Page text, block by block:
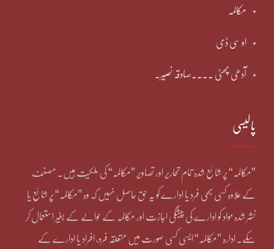
مکالمہ
او سی ڈی
آدھی چھٹی ۔۔۔۔صادقہ نصیر۔
پالیسی
”مکالمہ“ پر شائع شدہ تمام تحاریر اور تصاویر ”مکالمہ“ کی ملکیت ہیں۔ مصنف
کے علاوہ کسی بھی فرد یا ادارے کو یہ حق حاصل نہیں کہ وہ ”مکالمہ“ پر شائع یا
نشر شدہ مواد کو ادارے کی پیشگی اجازت اور مکالمہ کے حوالے کے بغیر استعمال کر
سکے۔ ادارہ ”مکالمہ“ ایسی کسی صورت میں متعلقہ فرد، افراد یا ادارے کے